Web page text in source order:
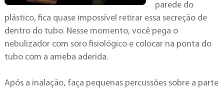
parede do
plástico, fica quase impossível retirar essa secreção de
dentro do tubo. Nesse momento, você pega o
nebulizador com soro fisiológico e colocar na ponta do
tubo com a ameba aderida.
Após a inalação, faça pequenas percussões sobre a parte